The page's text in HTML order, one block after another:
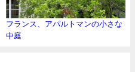
フランス、アパルトマンの小さな
中庭